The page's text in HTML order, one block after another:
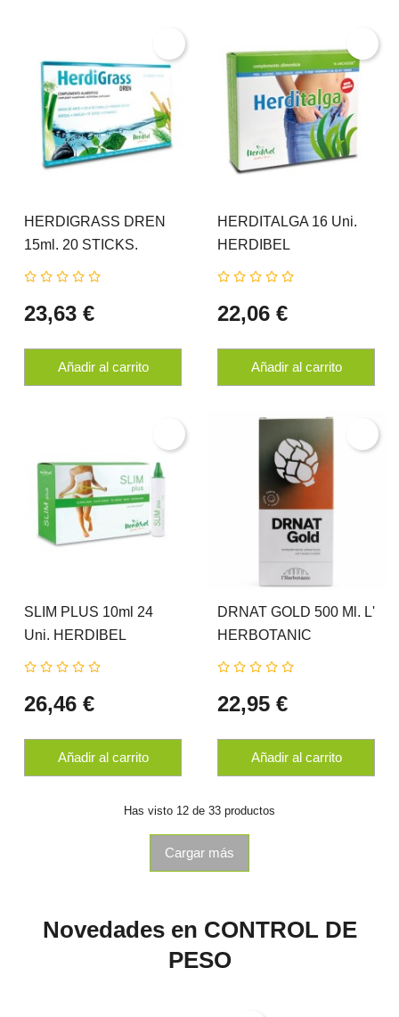
HERDIGRASS DREN
15ml. 20 STICKS.
HERDIBEL
23,63 €
Añadir al carrito
HERDITALGA 16 Uni.
HERDIBEL
22,06 €
Añadir al carrito
SLIM PLUS 10ml 24
Uni. HERDIBEL
26,46 €
Añadir al carrito
DRNAT GOLD 500 Ml. L'
HERBOTANIC
22,95 €
Añadir al carrito
Has visto 12 de 33 productos
Cargar más
Novedades en CONTROL DE
PESO